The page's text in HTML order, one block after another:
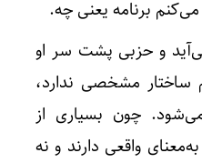
برنامه یعنی چه.
و حزبی پشت سر او
مشخصی ندارد،
چون بسیاری از
واقعی دارند و نه